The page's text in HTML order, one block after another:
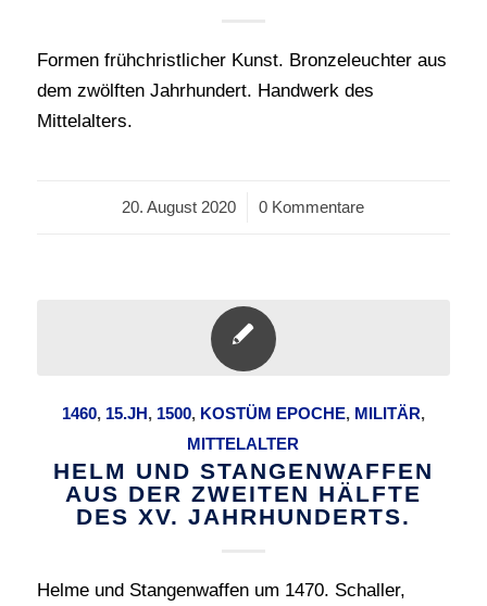
Formen frühchristlicher Kunst. Bronzeleuchter aus
dem zwölften Jahrhundert. Handwerk des
Mittelalters.
20. August 2020
/ 0 Kommentare
1460, 15.JH, 1500, KOSTÜM EPOCHE, MILITÄR,
MITTELALTER
HELM UND STANGENWAFFEN
AUS DER ZWEITEN HÄLFTE
DES XV. JAHRHUNDERTS.
Helme und Stangenwaffen um 1470. Schaller,